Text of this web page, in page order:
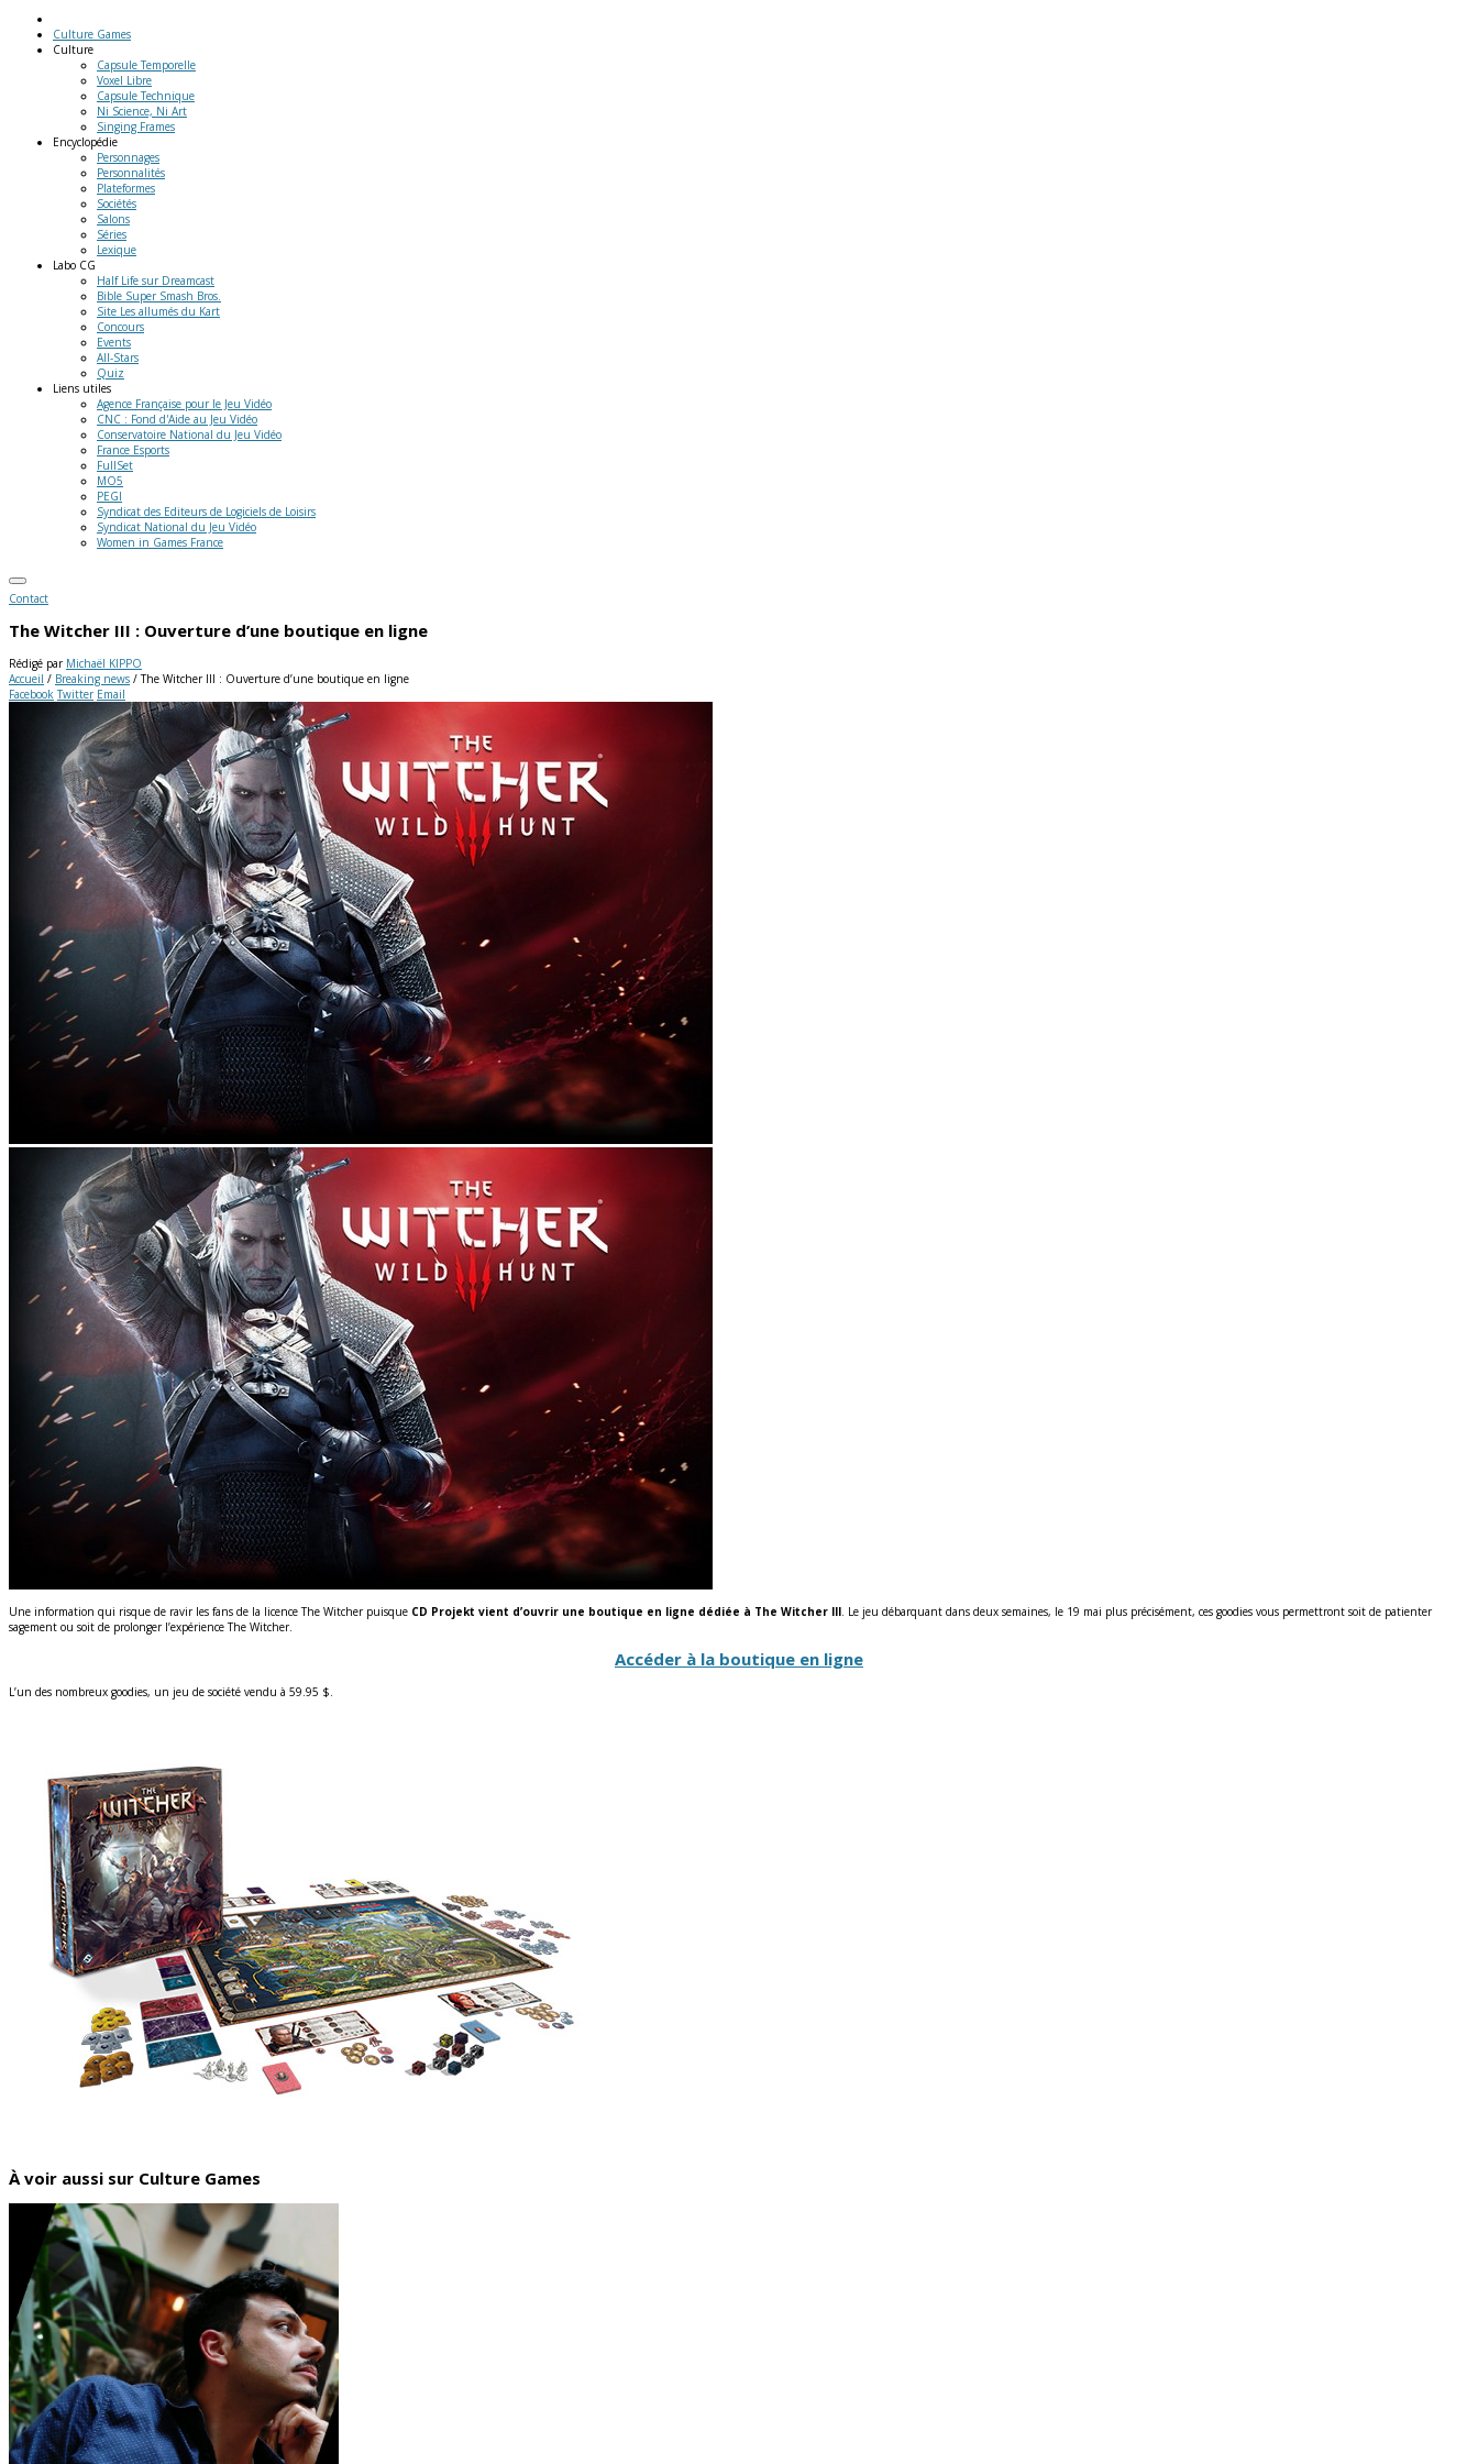
Culture Games
Culture
Capsule Temporelle
Voxel Libre
Capsule Technique
Ni Science, Ni Art
Singing Frames
Encyclopédie
Personnages
Personnalités
Plateformes
Sociétés
Salons
Séries
Lexique
Labo CG
Half Life sur Dreamcast
Bible Super Smash Bros.
Site Les allumés du Kart
Concours
Events
All-Stars
Quiz
Liens utiles
Agence Française pour le Jeu Vidéo
CNC : Fond d'Aide au Jeu Vidéo
Conservatoire National du Jeu Vidéo
France Esports
FullSet
MO5
PEGI
Syndicat des Editeurs de Logiciels de Loisirs
Syndicat National du Jeu Vidéo
Women in Games France
Contact
The Witcher III : Ouverture d’une boutique en ligne
Rédigé par Michaël KIPPO
Accueil / Breaking news / The Witcher III : Ouverture d’une boutique en ligne
Facebook Twitter Email
Une information qui risque de ravir les fans de la licence The Witcher puisque CD Projekt vient d’ouvrir une boutique en ligne dédiée à The Witcher III. Le jeu débarquant dans deux semaines, le 19 mai plus précisément, ces goodies vous permettront soit de patienter
sagement ou soit de prolonger l’expérience The Witcher.
Accéder à la boutique en ligne
L’un des nombreux goodies, un jeu de société vendu à 59.95 $.
À voir aussi sur Culture Games